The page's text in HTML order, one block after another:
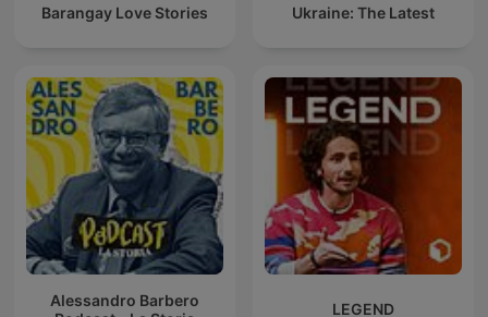
Barangay Love Stories Ukraine: The Latest
Alessandro Barbero
LEGEND